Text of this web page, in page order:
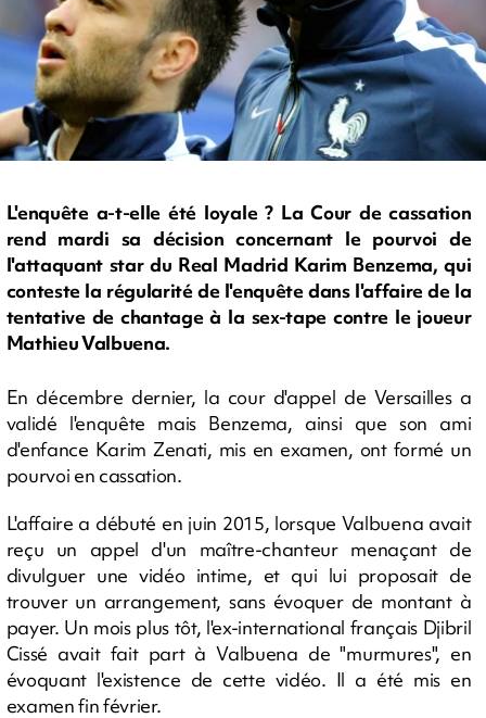
L'enquête a-t-elle été loyale ? La Cour de cassation
rend mardi sa décision concernant le pourvoi de
l'attaquant star du Real Madrid Karim Benzema, qui
conteste la régularité de l'enquête dans l'affaire de la
tentative de chantage à la sex-tape contre le joueur
Mathieu Valbuena.
En décembre dernier, la cour d'appel de Versailles a
validé l'enquête mais Benzema, ainsi que son ami
d'enfance Karim Zenati, mis en examen, ont formé un
pourvoi en cassation.
L'affaire a débuté en juin 2015, lorsque Valbuena avait
reçu un appel d'un maître-chanteur menaçant de
divulguer une vidéo intime, et qui lui proposait de
trouver un arrangement, sans évoquer de montant à
payer. Un mois plus tôt, l'ex-international français Djibril
Cissé avait fait part à Valbuena de "murmures", en
évoquant l'existence de cette vidéo. Il a été mis en
examen fin février.